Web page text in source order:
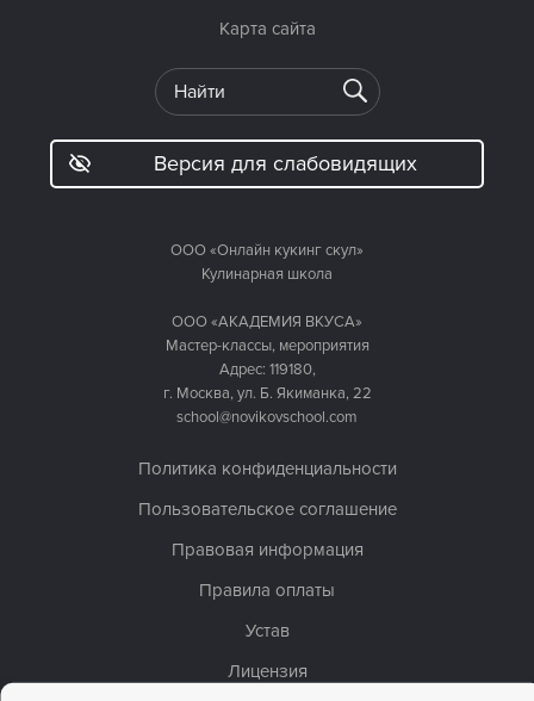
ООО «Онлайн кукинг скул»
Кулинарная школа
ООО «АКАДЕМИЯ ВКУСА»
Мастер-классы, мероприятия
Адрес: 119180,
г. Москва, ул. Б. Якиманка, 22
school@novikovschool.com
Политика конфиденциальности
Пользовательское соглашение
Правовая информация
Правила оплаты
Устав
Лицензия
Карта сайта
Версия для слабовидящих